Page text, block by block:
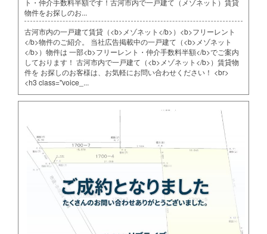
ト・仲介手数料半額です！古河市内で一戸建て（メゾネット）賃貸
物件をお探しのお...
古河市内の一戸建て賃貸（<b>メゾネット</b>）<b>フリーレント
</b>物件のご紹介。 当社広告掲載中の一戸建て（<b>メゾネット
</b>）物件は 一部<b>フリーレント・仲介手数料半額</b>でご案内
しております！ 古河市内で一戸建て（<b>メゾネット</b>）賃貸物
件を お探しのお客様は、お気軽にお問い合わせください！ <br>
<h3 class="voice_...